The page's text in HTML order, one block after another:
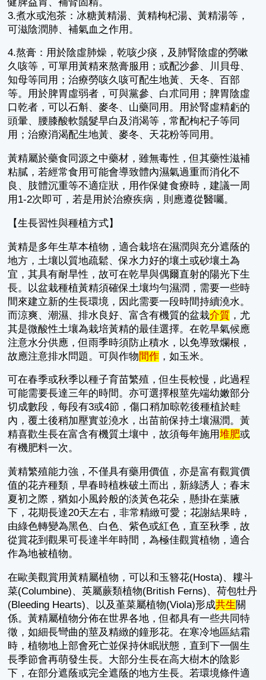
3.煮水或泡茶：冰糖黃精湯、黃精枸杞湯、黃精湯等，
可滋陰潤肺、補氣血之作用。
4.熬膏：用於陰虛肺燥，乾咳少痰，及肺腎陰虛的勞嗽
久咳等，可單用黃精來熬膏服用；或配沙參、川貝母、
知母等同用；治療勞咳久咳可配生地黃、天冬、百部
等。用於脾胃虛弱者，可與黨參、白朮同用；脾胃陰虛
口乾者，可以石斛、麥冬、山藥同用。用於腎虛精虧的
頭暈、腰膝酸軟鬚髮早白及消渴等，常配枸杞子等同
用；治療消渴配生地黃、麥冬、天花粉等同用。
黃精屬於藥食同源之中藥材，雖無毒性，但其藥性滋補
粘膩，若經常食用可能會導致體內濕氣過重而消化不
良、肢體沉重等不適症狀，用作保健食療時，建議一周
用1-2次即可，若是用於治療疾病，則應遵從醫囑。
【生長習性與種植方式】
黃精是多年生草本植物，適合栽培在濕潤與充分遮蔭的
地方，土壤以質地疏鬆、保水力好的壤土或砂壤土為
宜，其具有耐旱性，故可在乾旱與偶爾直射的陽光下生
長。以盆栽種植黃精須確保土壤均勻濕潤，需要一些時
間來建立新的生長環境，因此需要一段時間持續澆水。
而涼爽、潮濕、排水良好、富含有機質的盆栽介質 ，尤
其是微酸性土壤為栽培黃精的最佳選擇。在乾旱氣候應
注意水分供應，但雨季時須防止積水，以免導致爛根，
故應注意排水問題。可與作物間作 ，如玉米。
可在春季或秋季以種子育苗繁殖，但生長較慢，此過程
可能需要長達三年的時間。亦可選擇根莖先端幼嫩部分
切成數段，每段有3或4節，傷口稍加晾乾後種植於畦
內，覆土後稍加壓實並澆水，出苗前保持土壤濕潤。黃
精喜歡生長在富含有機質土壤中，故須每年施用堆肥或
有機肥料一次。
黃精繁殖能力強，不僅具有藥用價值，亦是富有觀賞價
值的花卉種類，早春時植株破土而出，新綠誘人；春末
夏初之際，猶如小風鈴般的淡黃色花朵，懸掛在葉腋
下，花期長達20天左右，非常精緻可愛；花謝結果時，
由綠色轉變為黑色、白色、紫色或紅色，直至秋季，故
從賞花到觀果可長達半年時間，為極佳觀賞植物，適合
作為地被植物。
在歐美觀賞用黃精屬植物，可以和玉簪花(Hosta)、耬斗
菜(Columbine)、英屬蕨類植物(British Ferns)、荷包牡丹
(Bleeding Hearts)、以及堇菜屬植物(Viola)形成共生關
係。黃精屬植物分佈在世界各地，但都具有一些共同特
徵，如細長彎曲的莖及精緻的鐘形花。在寒冷地區結霜
時，植物地上部會死亡並保持休眠狀態，直到下一個生
長季節會再萌發生長。大部分生長在高大樹木的陰影
下，在部分遮蔭或完全遮蔭的地方生長。若環境條件適